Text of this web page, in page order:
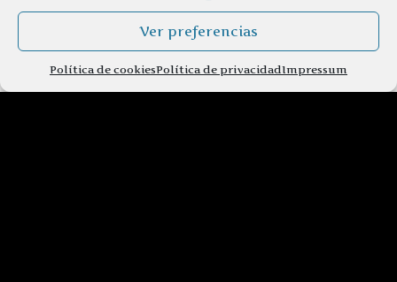
Ver preferencias
Política de cookiesPolítica de privacidadImpressum